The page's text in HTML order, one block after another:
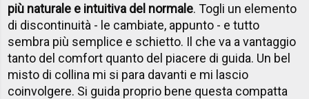
più naturale e intuitiva del normale. Togli un elemento
di discontinuità - le cambiate, appunto - e tutto
sembra più semplice e schietto. Il che va a vantaggio
tanto del comfort quanto del piacere di guida. Un bel
misto di collina mi si para davanti e mi lascio
coinvolgere. Si guida proprio bene questa compatta